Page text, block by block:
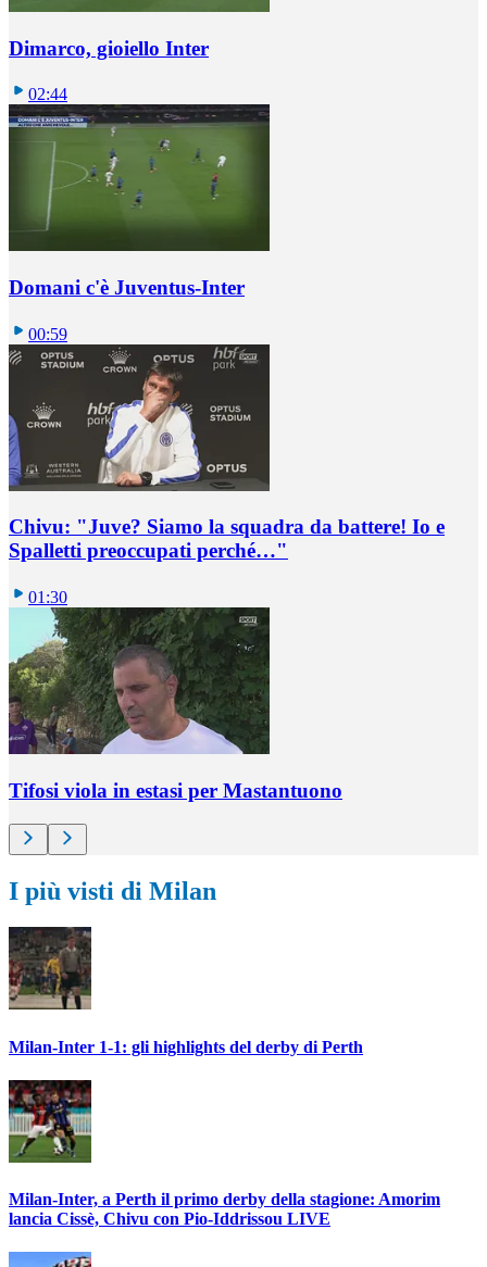
Dimarco, gioiello Inter
02:44
Domani c'è Juventus-Inter
00:59
Chivu: "Juve? Siamo la squadra da battere! Io e
Spalletti preoccupati perché…"
01:30
Tifosi viola in estasi per Mastantuono
I più visti di Milan
Milan-Inter 1-1: gli highlights del derby di Perth
Milan-Inter, a Perth il primo derby della stagione: Amorim
lancia Cissè, Chivu con Pio-Iddrissou LIVE